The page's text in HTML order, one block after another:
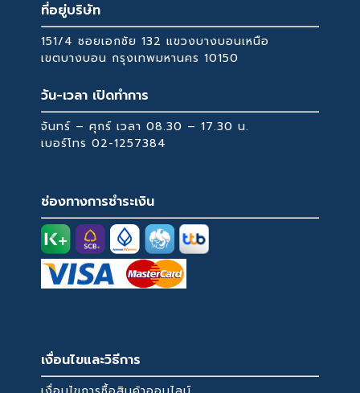
ที่อยู่บริษัท
151/4 ซอยเอกชัย 132 แขวงบางบอนเหนือ
เขตบางบอน กรุงเทพมหานคร 10150
วัน-เวลา เปิดทำการ
จันทร์ – ศุกร์ เวลา 08.30 – 17.30 น.
เบอร์โทร 02-1257384
ช่องทางการชำระเงิน
เงื่อนไขและวิธีการ